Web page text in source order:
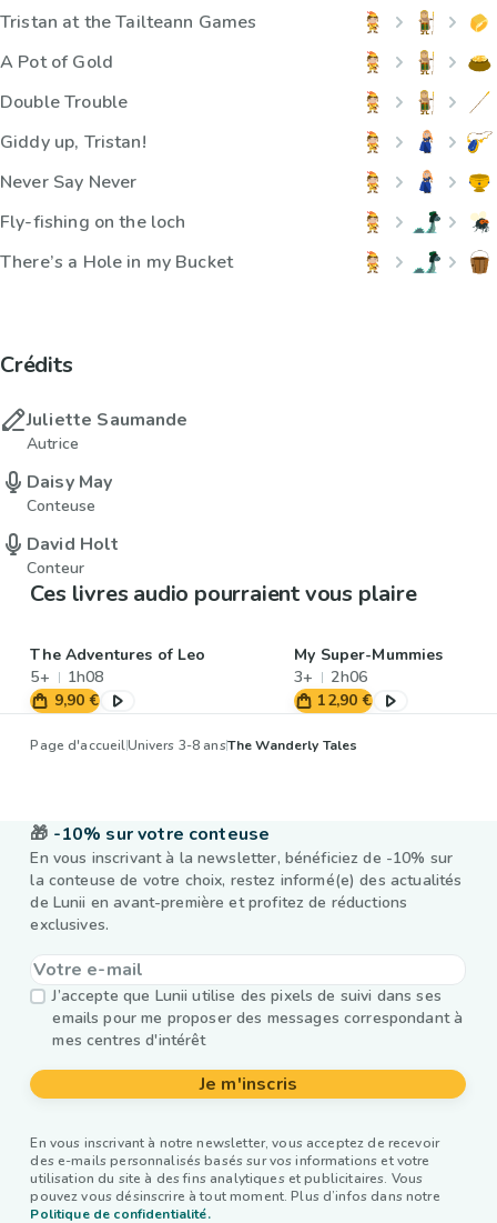
Tristan at the Tailteann Games
A Pot of Gold
Double Trouble
Giddy up, Tristan!
Never Say Never
Fly-fishing on the loch
There’s a Hole in my Bucket
Crédits
Juliette Saumande
Autrice
Daisy May
Conteuse
David Holt
Conteur
Ces livres audio pourraient vous plaire
The Adventures of Leo
5+
1h08
9,90 €
My Super-Mummies
3+
2h06
12,90 €
Page d'accueilUnivers 3-8 ansThe Wanderly Tales
🎁 -10% sur votre conteuse
En vous inscrivant à la newsletter, bénéficiez de -10% sur
la conteuse de votre choix, restez informé(e) des actualités
de Lunii en avant-première et profitez de réductions
exclusives.
J’accepte que Lunii utilise des pixels de suivi dans ses
emails pour me proposer des messages correspondant à
mes centres d'intérêt
Je m'inscris
En vous inscrivant à notre newsletter, vous acceptez de recevoir
des e-mails personnalisés basés sur vos informations et votre
utilisation du site à des fins analytiques et publicitaires. Vous
pouvez vous désinscrire à tout moment. Plus d’infos dans notre
Politique de confidentialité.